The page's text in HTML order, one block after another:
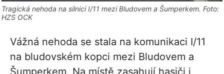
Tragická nehoda na silnici I/11 mezi Bludovem a Šumperkem. Foto:
HZS OCK
Vážná nehoda se stala na komunikaci I/11
na bludovském kopci mezi Bludovem a
Šumperkem. Na místě zasahují hasiči i